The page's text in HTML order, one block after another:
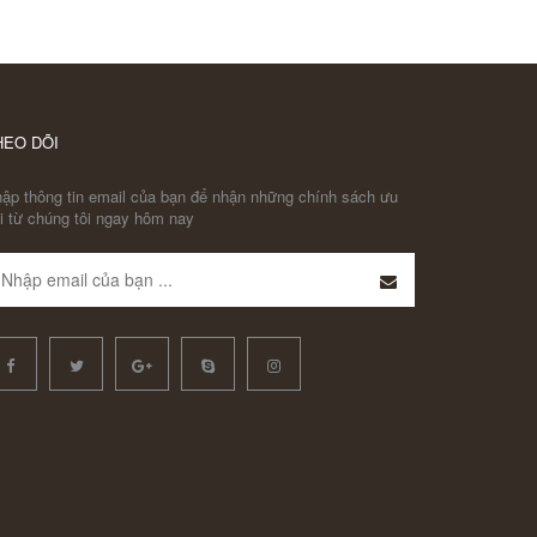
DÕI
thông tin email của bạn để nhận những chính sách ưu
từ chúng tôi ngay hôm nay